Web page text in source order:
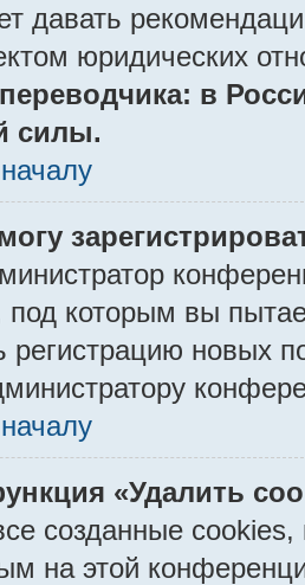
давать
юридических
в
силы.
которым вы
регистрацию новых
«Удалить
созданные
на этой